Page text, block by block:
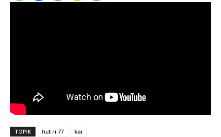
TOPIK hut ri 77 kai